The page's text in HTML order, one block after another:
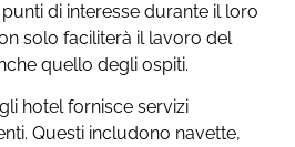
di interesse durante il loro
solo faciliterà il lavoro del
quello degli ospiti.
hotel fornisce servizi
Questi includono navette,